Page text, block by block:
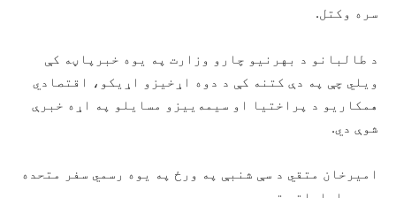
سره وکتل.
د طالبانو د بهرنیو چارو وزارت په یوه خبرپاڼه کې
ویلي چې په دې کتنه کې د دوه اړخیزو اړیکو، اقتصادي
همکاریو د پراختیا او سیمه‌ییزو مسایلو په اړه خبرې
شوې دي.
امیرخان متقي د سې شنبې په ورځ په یوه رسمي سفر متحده